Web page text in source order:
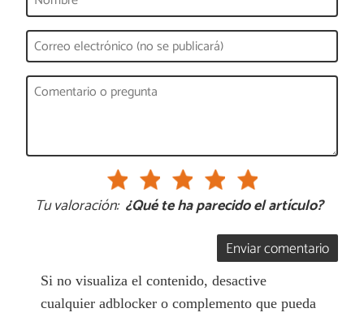
Tu valoración: ¿Qué te ha parecido el artículo?
Enviar comentario
Si no visualiza el contenido, desactive
cualquier adblocker o complemento que pueda